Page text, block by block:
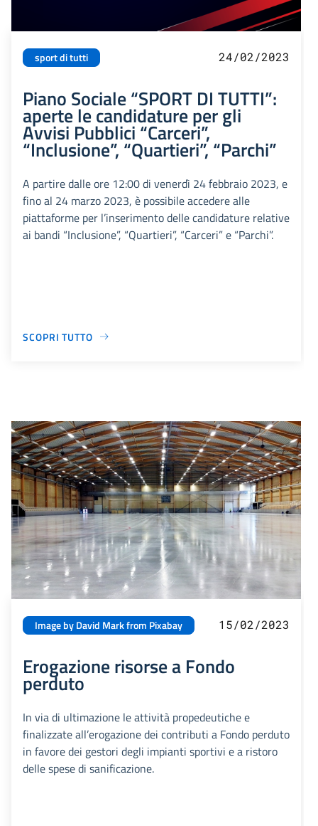
sport di tutti 24/02/2023
Piano Sociale “SPORT DI TUTTI”:
aperte le candidature per gli
Avvisi Pubblici “Carceri”,
“Inclusione”, “Quartieri”, “Parchi”
A partire dalle ore 12:00 di venerdì 24 febbraio 2023, e
fino al 24 marzo 2023, è possibile accedere alle
piattaforme per l’inserimento delle candidature relative
ai bandi “Inclusione”, “Quartieri”, “Carceri” e “Parchi”.
SCOPRI TUTTO
Image by David Mark from Pixabay 15/02/2023
Erogazione risorse a Fondo
perduto
In via di ultimazione le attività propedeutiche e
finalizzate all’erogazione dei contributi a Fondo perduto
in favore dei gestori degli impianti sportivi e a ristoro
delle spese di sanificazione.